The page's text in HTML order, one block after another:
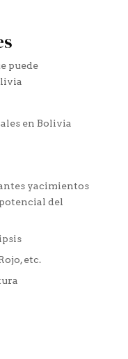
puede
en Bolivia
yacimientos
del
etc.